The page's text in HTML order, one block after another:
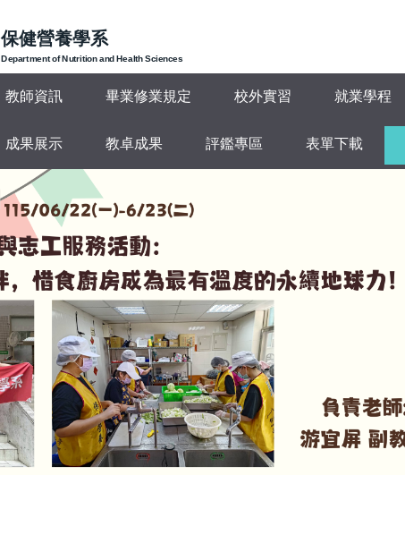
保健營養學系
Department of Nutrition and Health Sciences
教師資訊 畢業修業規定 校外實習 就業學程
成果展示 教卓成果 評鑑專區 表單下載